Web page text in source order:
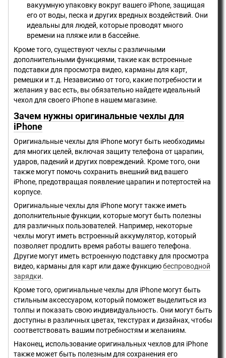
вакуумную упаковку вокруг вашего iPhone, защищая
его от воды, песка и других вредных воздействий. Они
идеальны для людей, которые проводят много
времени на пляже или в бассейне.
Кроме того, существуют чехлы с различными
дополнительными функциями, такие как встроенные
подставки для просмотра видео, карманы для карт,
ремешки и т.д. Независимо от того, какие потребности и
желания у вас есть, вы обязательно найдете идеальный
чехол для своего iPhone в нашем магазине.
Зачем нужны оригинальные чехлы для
iPhone
Оригинальные чехлы для iPhone могут быть необходимы
для многих целей, включая защиту телефона от царапин,
ударов, падений и других повреждений. Кроме того, они
также могут помочь сохранить внешний вид вашего
iPhone, предотвращая появление царапин и потертостей на
корпусе.
Оригинальные чехлы для iPhone могут также иметь
дополнительные функции, которые могут быть полезны
для различных пользователей. Например, некоторые
чехлы могут иметь встроенный аккумулятор, который
позволяет продлить время работы вашего телефона.
Другие могут иметь встроенную подставку для просмотра
видео, карманы для карт или даже функциюбеспроводной
зарядки.
Кроме того, оригинальные чехлы для iPhone могут быть
стильным аксессуаром, который поможет выделиться из
толпы и показать свою индивидуальность. Они могут быть
доступны в различных цветах, текстурах и дизайнах, чтобы
соответствовать вашим потребностям и желаниям.
Наконец, использование оригинальных чехлов для iPhone
также может быть полезным для сохранения его